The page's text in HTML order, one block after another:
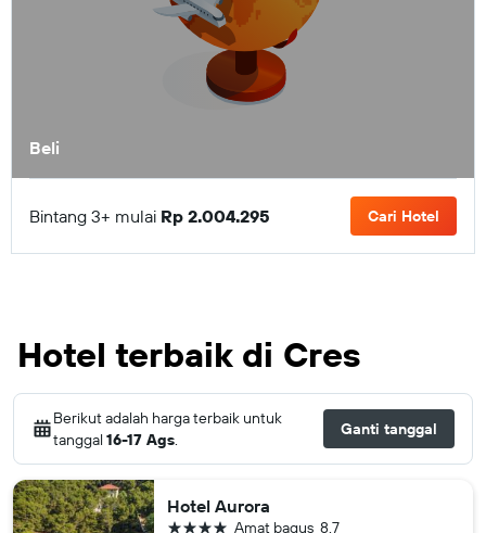
Beli
Bintang 3+ mulai Rp 2.004.295 Cari Hotel
Hotel terbaik di Cres
Berikut adalah harga terbaik untuk
tanggal 16-17 Ags
Ganti tanggal
Hotel Aurora
8.7
Amat bagus
bintang 4